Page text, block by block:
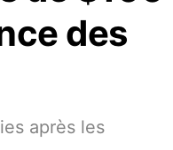
des
après les